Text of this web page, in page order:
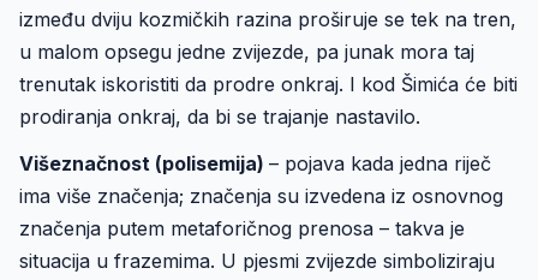
između dviju kozmičkih razina proširuje se tek na tren,
u malom opsegu jedne zvijezde, pa junak mora taj
trenutak iskoristiti da prodre onkraj. I kod Šimića će biti
prodiranja onkraj, da bi se trajanje nastavilo.
Višeznačnost (polisemija) – pojava kada jedna riječ
ima više značenja; značenja su izvedena iz osnovnog
značenja putem metaforičnog prenosa – takva je
situacija u frazemima. U pjesmi zvijezde simboliziraju